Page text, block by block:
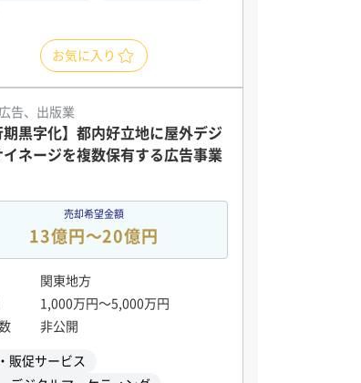
お気に入り
告、出版業
期黒字化】都内好立地に屋外デジ
イネージを複数保有する広告事業
売却希望金額
13億円〜20億円
関東地方
1,000万円〜5,000万円
非公開
販促サービス